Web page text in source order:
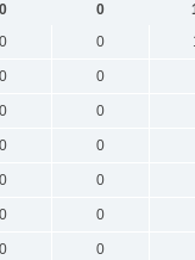
0 0
0 0
0 0
0 0
0 0
0 0
0 0
0 0